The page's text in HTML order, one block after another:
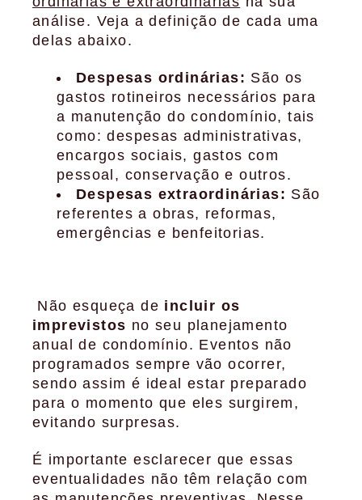
análise. Veja a definição de cada uma
delas abaixo.
Despesas ordinárias: São os
gastos rotineiros necessários para
a manutenção do condomínio, tais
como: despesas administrativas,
encargos sociais, gastos com
pessoal, conservação e outros.
Despesas extraordinárias: São
referentes a obras, reformas,
emergências e benfeitorias.
Não esqueça de incluir os
imprevistos no seu planejamento
anual de condomínio. Eventos não
programados sempre vão ocorrer,
sendo assim é ideal estar preparado
para o momento que eles surgirem,
evitando surpresas.
É importante esclarecer que essas
eventualidades não têm relação com